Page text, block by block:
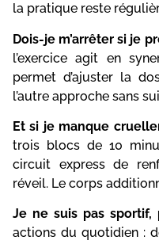
la pratique reste
Dois-je m’arrêter si je
l’exercice agit en
permet d’ajuster la
l’autre approche sans
Et si je manque
trois blocs de 10
circuit express de
réveil. Le corps
Je ne suis pas sportif,
actions du quotidien :